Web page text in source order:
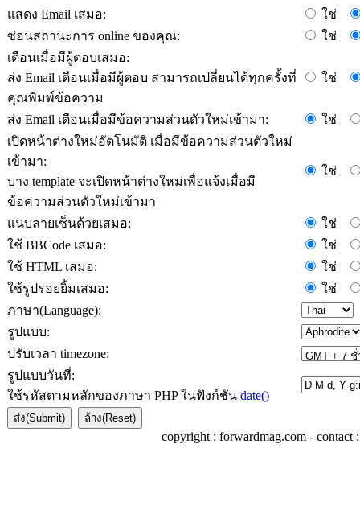
แสดง Email เสมอ:
ใช่
ซ่อนสถานะการ online ของคุณ:
ใช่
เตือนเมื่อมีผู้ตอบเสมอ:
ส่ง Email เตือนเมื่อมีผู้ตอบ สามารถเปลี่ยนได้ทุกครั้งที่
คุณพิมพ์ข้อความ
ใช่
ส่ง Email เตือนเมื่อมีข้อความส่วนตัวใหม่เข้ามา:
ใช่
เปิดหน้าต่างใหม่อัตโนมัติ เมื่อมีข้อความส่วนตัวใหม่
เข้ามา:
บาง template จะเปิดหน้าต่างใหม่เพื่อแจ้งเมื่อมี
ข้อความส่วนตัวใหม่เข้ามา
ใช่
แนบลายเซ็นด้วยเสมอ:
ใช่
ใช้ BBCode เสมอ:
ใช่
ใช้ HTML เสมอ:
ใช่
ใช้รูปรอยยิ้มเสมอ:
ใช่
ภาษา(Language):
รูปแบบ:
ปรับเวลา timezone:
รูปแบบวันที่:
ใช้รหัสตามหลักของภาษา PHP ในฟังก์ชัน date()
copyright : forwardmag.com - contact